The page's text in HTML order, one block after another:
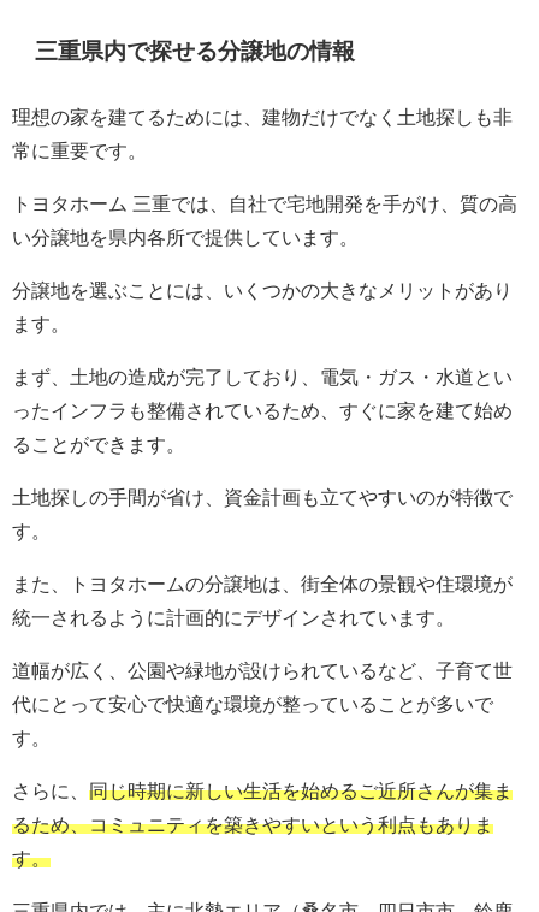
三重県内で探せる分譲地の情報
理想の家を建てるためには、建物だけでなく土地探しも非
常に重要です。
トヨタホーム 三重では、自社で宅地開発を手がけ、質の高
い分譲地を県内各所で提供しています。
分譲地を選ぶことには、いくつかの大きなメリットがあり
ます。
まず、土地の造成が完了しており、電気・ガス・水道とい
ったインフラも整備されているため、すぐに家を建て始め
ることができます。
土地探しの手間が省け、資金計画も立てやすいのが特徴で
す。
また、トヨタホームの分譲地は、街全体の景観や住環境が
統一されるように計画的にデザインされています。
道幅が広く、公園や緑地が設けられているなど、子育て世
代にとって安心で快適な環境が整っていることが多いで
す。
さらに、 同じ時期に新しい生活を始めるご近所さんが集ま
るため、コミュニティを築きやすいという利点もありま
す。